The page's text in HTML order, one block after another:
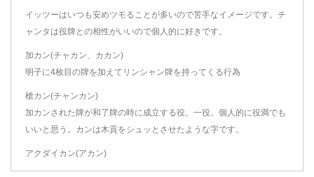
イッツーはいつも安めツモることが多いので苦手なイメージです。チ
ャンタは役牌との相性がいいので個人的に好きです。
加カン(チャカン、カカン)
明子に4枚目の牌を加えてリンシャン牌を持ってくる行為
槍カン(チャンカン)
加カンされた牌が和了牌の時に成立する役。一役。個人的に役満でも
いいと思う。カンは木貢をシュッとさせたような字です。
アクダイカン(アカン)